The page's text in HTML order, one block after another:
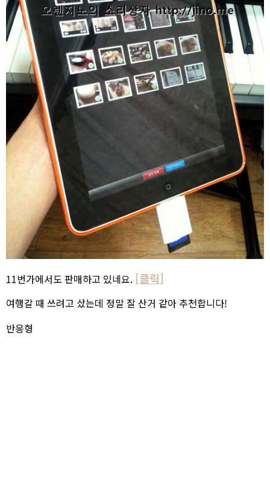
11번가에서도 판매하고 있네요. [클릭]
여행갈 때 쓰려고 샀는데 정말 잘 산거 같아 추천합니다!
반응형